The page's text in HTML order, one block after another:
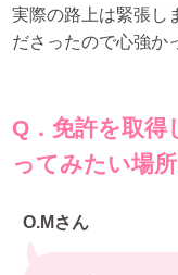
実際の路上は緊張し
ださったので心強か
Q．免許を取
ってみたい場
O.Mさん